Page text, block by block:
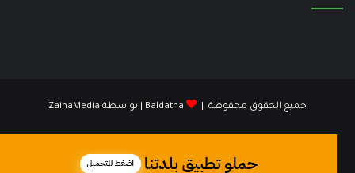
جميع الحقوق محفوظة | Baldatna | بواسطة ZainaMedia